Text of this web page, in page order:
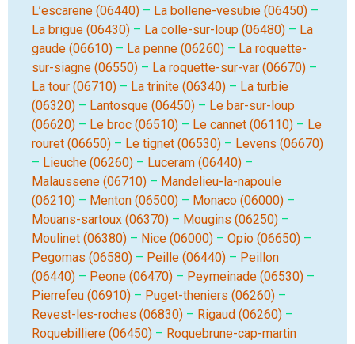
L’escarene (06440) – La bollene-vesubie (06450) –
La brigue (06430) – La colle-sur-loup (06480) – La
gaude (06610) – La penne (06260) – La roquette-
sur-siagne (06550) – La roquette-sur-var (06670) –
La tour (06710) – La trinite (06340) – La turbie
(06320) – Lantosque (06450) – Le bar-sur-loup
(06620) – Le broc (06510) – Le cannet (06110) – Le
rouret (06650) – Le tignet (06530) – Levens (06670)
– Lieuche (06260) – Luceram (06440) –
Malaussene (06710) – Mandelieu-la-napoule
(06210) – Menton (06500) – Monaco (06000) –
Mouans-sartoux (06370) – Mougins (06250) –
Moulinet (06380) – Nice (06000) – Opio (06650) –
Pegomas (06580) – Peille (06440) – Peillon
(06440) – Peone (06470) – Peymeinade (06530) –
Pierrefeu (06910) – Puget-theniers (06260) –
Revest-les-roches (06830) – Rigaud (06260) –
Roquebilliere (06450) – Roquebrune-cap-martin